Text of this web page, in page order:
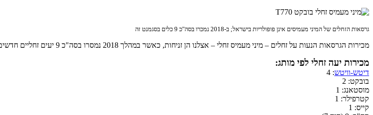
גרסאות הזחלים של המיני מעמיסים אינן פופולריות בישראל; ב-2018 נמכרו בסה"כ 9 כלים בסגמנט זה
מכירות הגרסאות הנעות על זחלים – מיני מעמיס זחלי – אצלנו הן זניחות, כאשר במהלך 2018 נמסרו בסה"כ 9 יעים זחליים חדשים בישראל, עלייה של 2 כלים בהשוואה ל-2017… החלוקה היא כדלקמן:
מכירות יעה זחלי לפי מותג:
דיטש-וויטש: 4
בובקט: 2
מוסטאנג: 1
קטרפילר: 1
קייס: 1